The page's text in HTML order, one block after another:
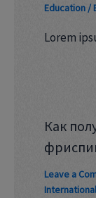
Education/
Lorem
Как
Leave a